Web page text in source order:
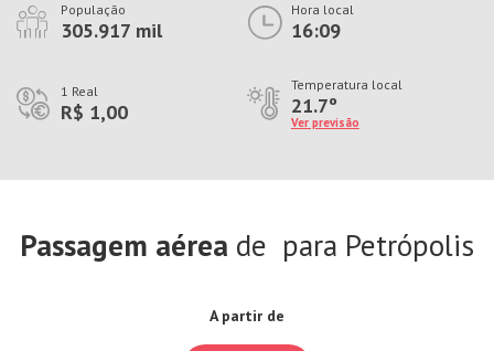
População
305.917 mil
Hora local
16:09
1 Real
R$ 1,00
Temperatura local
21.7º
Ver previsão
Passagem aérea de para Petrópolis
A partir de